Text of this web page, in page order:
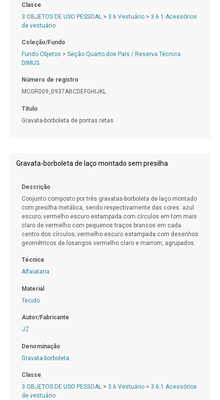
Classe
3 OBJETOS DE USO PESSOAL > 3.6 Vestuário> 3.6.1 Acessórios
de vestuário
Coleção/Fundo
Fundo Objetos > Seção Quarto dos Pais / Reserva Técnica
DIMUS
Número de registro
MCGR009_0937ABCDEFGHIJKL
Título
Gravata-borboleta de pontas retas
Gravata-borboleta de laço montado sem presilha
Descrição
Conjunto composto por três gravatas-borboleta de laço montado
com presilha metálica, sendo respectivamente das cores: azul
escuro; vermelho escuro estampada com círculos em tom mais
claro de vermelho com pequenos traços brancos em cada
centro dos círculos; vermelho escuro estampada com desenhos
geométricos de losangos vermelho claro e marrom, agrupados.
Técnica
Alfaiataria
Material
Tecido
Autor/Fabricante
JZ
Denominação
Gravata-borboleta
Classe
3 OBJETOS DE USO PESSOAL> 3.6 Vestuário> 3.6.1 Acessórios
de vestuário